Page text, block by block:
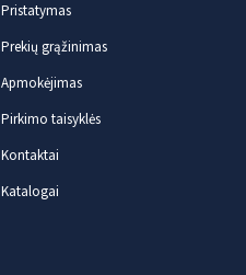
Pristatymas
Prekių grąžinimas
Apmokėjimas
Pirkimo taisyklės
Kontaktai
Katalogai